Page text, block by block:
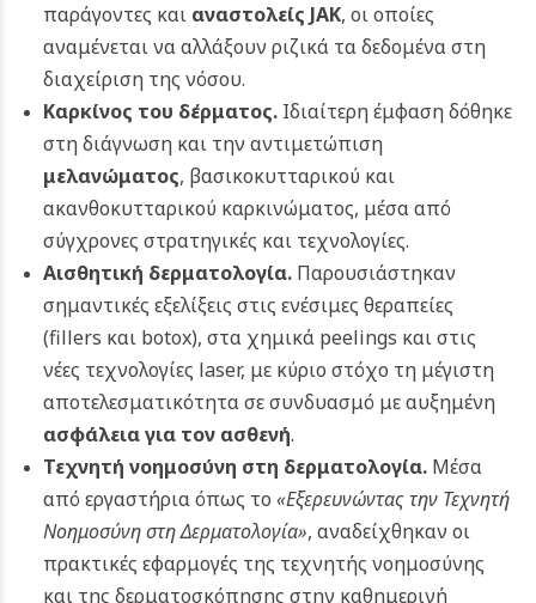
παράγοντες και αναστολείς JAK, οι οποίες
αναμένεται να αλλάξουν ριζικά τα δεδομένα στη
διαχείριση της νόσου.
Καρκίνος του δέρματος.Ιδιαίτερη έμφαση δόθηκε
στη διάγνωση και την αντιμετώπιση
μελανώματος, βασικοκυτταρικού και
ακανθοκυτταρικού καρκινώματος, μέσα από
σύγχρονες στρατηγικές και τεχνολογίες.
Αισθητική δερματολογία. Παρουσιάστηκαν
σημαντικές εξελίξεις στις ενέσιμες θεραπείες
(fillers και botox), στα χημικά peelings και στις
νέες τεχνολογίες laser, με κύριο στόχο τη μέγιστη
αποτελεσματικότητα σε συνδυασμό με αυξημένη
ασφάλεια για τον ασθενή.
Τεχνητή νοημοσύνη στη δερματολογία. Μέσα
από εργαστήρια όπως το «Εξερευνώντας την Τεχνητή
Νοημοσύνη στη Δερματολογία», αναδείχθηκαν οι
πρακτικές εφαρμογές της τεχνητής νοημοσύνης
και της δερματοσκόπησης στην καθημερινή